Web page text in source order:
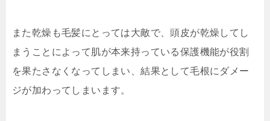
また乾燥も毛髪にとっては大敵で、頭皮が乾燥してし
まうことによって肌が本来持っている保護機能が役割
を果たさなくなってしまい、結果として毛根にダメー
ジが加わってしまいます。